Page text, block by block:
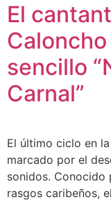
El
sencillo
Carnal”
El último ciclo en
marcado por el
sonidos. Conocido
rasgos caribeños,